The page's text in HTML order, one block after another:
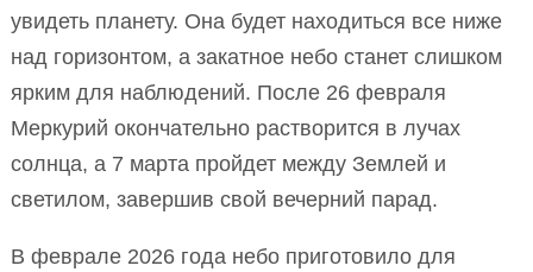
увидеть планету. Она будет находиться все ниже
над горизонтом, а закатное небо станет слишком
ярким для наблюдений. После 26 февраля
Меркурий окончательно растворится в лучах
солнца, а 7 марта пройдет между Землей и
светилом, завершив свой вечерний парад.
В феврале 2026 года небо приготовило для